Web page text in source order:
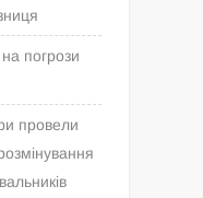
на погрози
провели